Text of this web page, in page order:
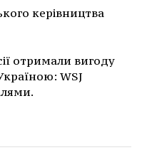
керівництва
отримали вигоду
WSJ